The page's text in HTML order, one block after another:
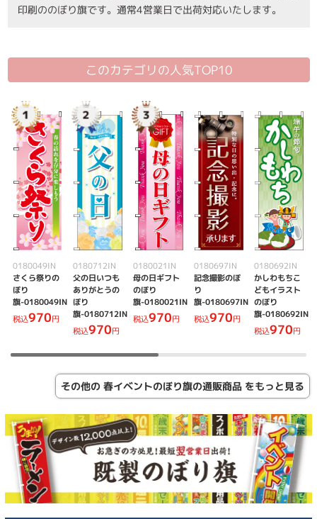
印刷ののぼり旗です。通常4営業日で出荷対応いたします。
このカテゴリの人気TOP10
0180049IN
さくら祭りの
ぼり
旗-0180049IN
税込970円
0180712IN
父の日いつも
ありがとうの
ぼり
旗-0180712IN
税込970円
0180021IN
母の日ギフト
のぼり
旗-0180021IN
税込970円
0180697IN
記念撮影のぼ
り
旗-0180697IN
税込970円
0180692IN
かしわもちこ
どもイラスト
のぼり
旗-0180692IN
税込970円
その他の 春イベントのぼり旗の通販商品 をもっと見る